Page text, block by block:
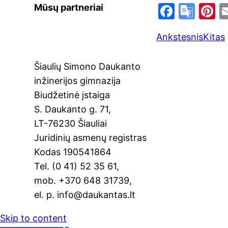
Mūsų partneriai
F
c
G
o er
AnkstesnisKitas
Šiaulių Simono Daukanto
inžinerijos gimnazija
Biudžetinė įstaiga
S. Daukanto g. 71,
LT-76230 Šiauliai
Juridinių asmenų registras
Kodas 190541864
Tel. (0 41) 52 35 61,
mob. +370 648 31739,
el. p. info@daukantas.lt
Skip to content